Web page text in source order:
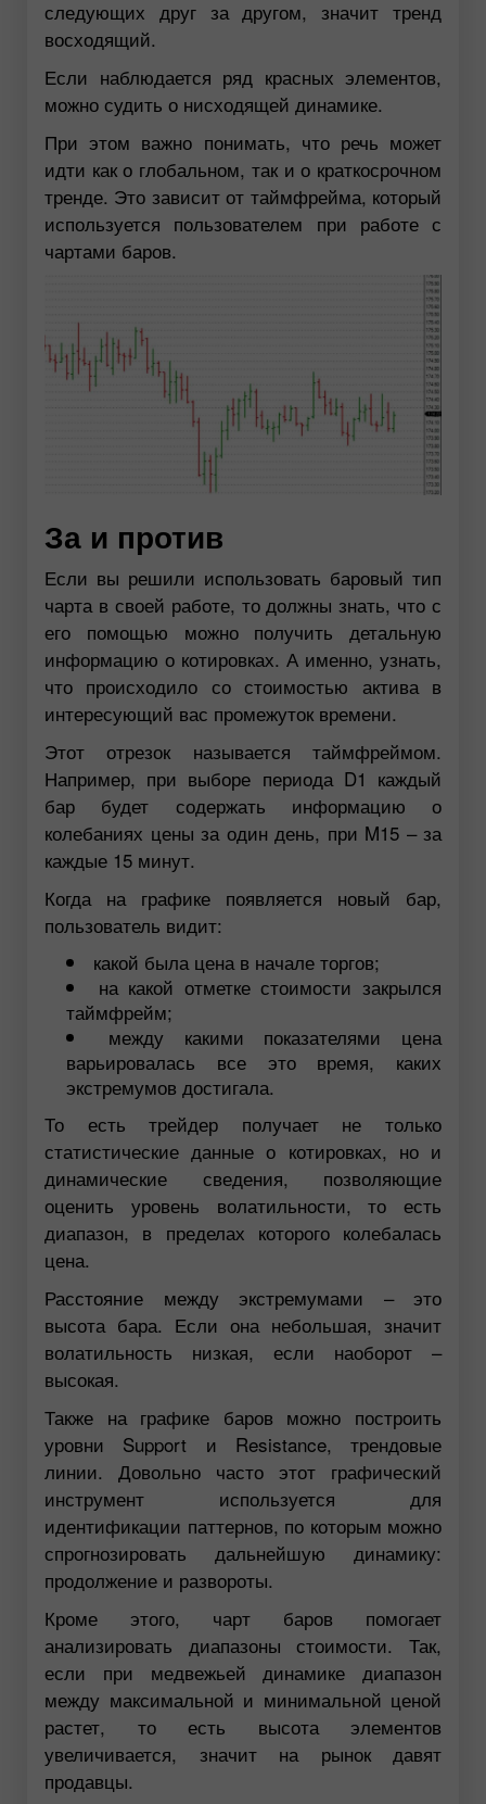
следующих друг за другом, значит тренд
восходящий.
Если наблюдается ряд красных элементов,
можно судить о нисходящей динамике.
При этом важно понимать, что речь может
идти как о глобальном, так и о краткосрочном
тренде. Это зависит от таймфрейма, который
используется пользователем при работе с
чартами баров.
За и против
Если вы решили использовать баровый тип
чарта в своей работе, то должны знать, что с
его помощью можно получить детальную
информацию о котировках. А именно, узнать,
что происходило со стоимостью актива в
интересующий вас промежуток времени.
Этот отрезок называется таймфреймом.
Например, при выборе периода D1 каждый
бар будет содержать информацию о
колебаниях цены за один день, при M15 – за
каждые 15 минут.
Когда на графике появляется новый бар,
пользователь видит:
какой была цена в начале торгов;
на какой отметке стоимости закрылся
таймфрейм;
между какими показателями цена
варьировалась все это время, каких
экстремумов достигала.
То есть трейдер получает не только
статистические данные о котировках, но и
динамические сведения, позволяющие
оценить уровень волатильности, то есть
диапазон, в пределах которого колебалась
цена.
Расстояние между экстремумами – это
высота бара. Если она небольшая, значит
волатильность низкая, если наоборот –
высокая.
Также на графике баров можно построить
уровни Support и Resistance, трендовые
линии. Довольно часто этот графический
инструмент используется для
идентификации паттернов, по которым можно
спрогнозировать дальнейшую динамику:
продолжение и развороты.
Кроме этого, чарт баров помогает
анализировать диапазоны стоимости. Так,
если при медвежьей динамике диапазон
между максимальной и минимальной ценой
растет, то есть высота элементов
увеличивается, значит на рынок давят
продавцы.